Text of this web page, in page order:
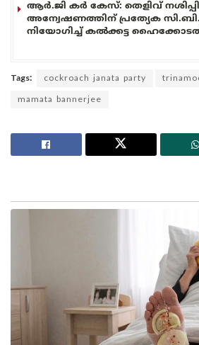
ആർ.ജി കർ കേസ്: തെളിവ്
അന്വേഷണത്തിന് പ്രത്യേക
നിയോഗിച്ച് കൽക്കട്ട
Tags: cockroach janata party
mamata bannerjee